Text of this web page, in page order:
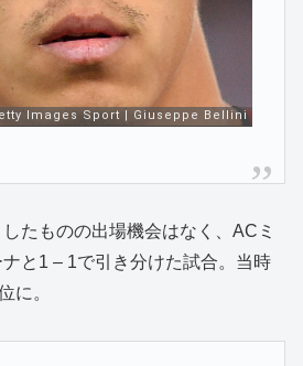
たものの出場機会はなく、ACミ
と1 – 1で引き分けた試合。当時
に。